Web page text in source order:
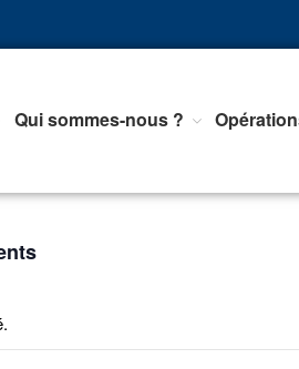
des EXploitants d'Equipements de
Qui sommes-nous ?